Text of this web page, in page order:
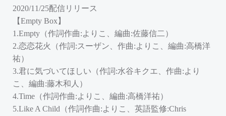
2020/11/25配信リリース
【Empty Box】
1.Empty（作詞作曲:よりこ、編曲:佐藤信二）
2.恋恋花火（作詞:スーザン、作曲:よりこ、編曲:高橋洋
祐）
3.君に気づいてほしい（作詞:水谷キクエ、作曲:より
こ、編曲:藤木和人）
4.Time（作詞作曲:よりこ、編曲:高橋洋祐）
5.Like A Child（作詞作曲:よりこ、英語監修:Chris